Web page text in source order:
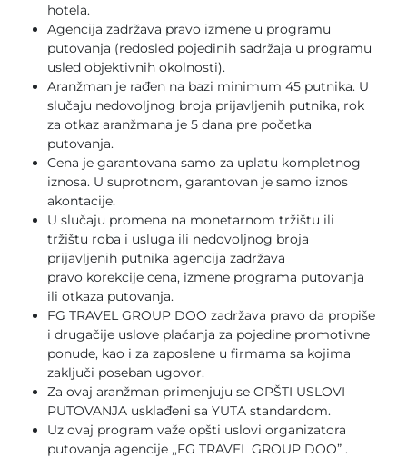
hotela.
Agencija zadržava pravo izmene u programu
putovanja (redosled pojedinih sadržaja u programu
usled objektivnih okolnosti).
Aranžman je rađen na bazi minimum 45 putnika. U
slučaju nedovoljnog broja prijavljenih putnika, rok
za otkaz aranžmana je 5 dana pre početka
putovanja.
Cena je garantovana samo za uplatu kompletnog
iznosa. U suprotnom, garantovan je samo iznos
akontacije.
U slučaju promena na monetarnom tržištu ili
tržištu roba i usluga ili nedovoljnog broja
prijavljenih putnika agencija zadržava
pravo korekcije cena, izmene programa putovanja
ili otkaza putovanja.
FG TRAVEL GROUP DOO zadržava pravo da propiše
i drugačije uslove plaćanja za pojedine promotivne
ponude, kao i za zaposlene u firmama sa kojima
zaključi poseban ugovor.
Za ovaj aranžman primenjuju se OPŠTI USLOVI
PUTOVANJA usklađeni sa YUTA standardom.
Uz ovaj program važe opšti uslovi organizatora
putovanja agencije ,,FG TRAVEL GROUP DOO” .